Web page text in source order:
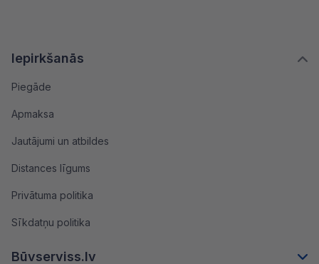
Iepirkšanās
Piegāde
Apmaksa
Jautājumi un atbildes
Distances līgums
Privātuma politika
Sīkdatņu politika
Būvserviss.lv